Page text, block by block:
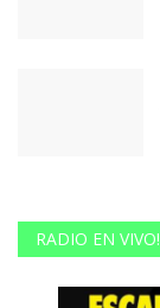
RADIO EN VIVO!